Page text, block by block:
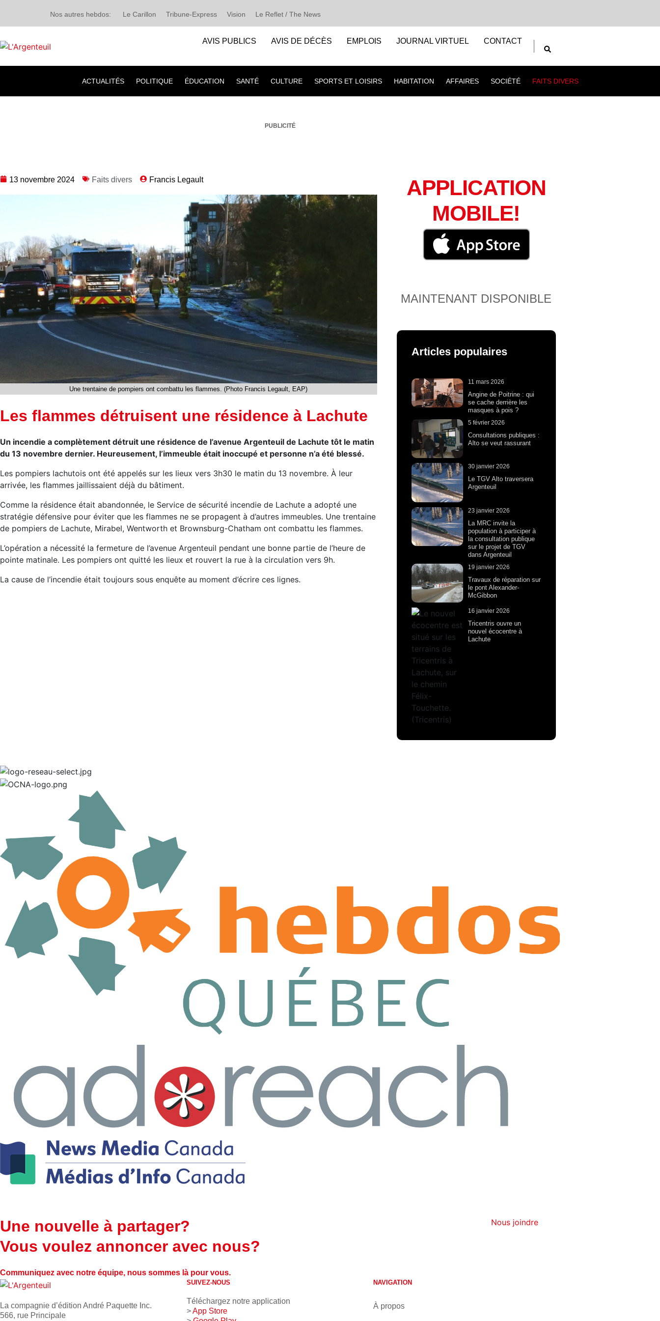
Nos autres hebdos: Le Carillon Tribune-Express Vision Le Reflet / The News
AVIS PUBLICS AVIS DE DÉCÈS EMPLOIS JOURNAL VIRTUEL CONTACT
ACTUALITÉS POLITIQUE ÉDUCATION SANTÉ CULTURE SPORTS ET LOISIRS HABITATION AFFAIRES SOCIÉTÉ FAITS DIVERS
PUBLICITÉ
13 novembre 2024 Faits divers Francis Legault
Une trentaine de pompiers ont combattu les flammes. (Photo Francis Legault, EAP)
Les flammes détruisent une résidence à Lachute
Un incendie a complètement détruit une résidence de l’avenue Argenteuil de Lachute tôt le matin
du 13 novembre dernier. Heureusement, l’immeuble était inoccupé et personne n’a été blessé.
Les pompiers lachutois ont été appelés sur les lieux vers 3h30 le matin du 13 novembre. À leur
arrivée, les flammes jaillissaient déjà du bâtiment.
Comme la résidence était abandonnée, le Service de sécurité incendie de Lachute a adopté une
stratégie défensive pour éviter que les flammes ne se propagent à d’autres immeubles. Une trentaine
de pompiers de Lachute, Mirabel, Wentworth et Brownsburg-Chatham ont combattu les flammes.
L’opération a nécessité la fermeture de l’avenue Argenteuil pendant une bonne partie de l’heure de
pointe matinale. Les pompiers ont quitté les lieux et rouvert la rue à la circulation vers 9h.
La cause de l’incendie était toujours sous enquête au moment d’écrire ces lignes.
APPLICATION
MOBILE!
MAINTENANT DISPONIBLE
Articles populaires
11 mars 2026
Angine de Poitrine : qui
se cache derrière les
masques à pois ?
5 février 2026
Consultations publiques :
Alto se veut rassurant
30 janvier 2026
Le TGV Alto traversera
Argenteuil
23 janvier 2026
La MRC invite la
population à participer à
la consultation publique
sur le projet de TGV
dans Argenteuil
19 janvier 2026
Travaux de réparation sur
le pont Alexander-
McGibbon
16 janvier 2026
Tricentris ouvre un
nouvel écocentre à
Lachute
Une nouvelle à partager?
Vous voulez annoncer avec nous?
Communiquez avec notre équipe, nous sommes là pour vous.
Nous joindre
La compagnie d’édition André Paquette Inc.
566, rue Principale
SUIVEZ-NOUS
Téléchargez notre application
>App Store
NAVIGATION
À propos